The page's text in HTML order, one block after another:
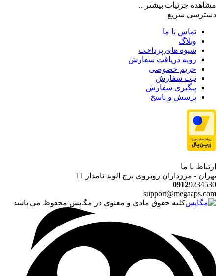
مشاهده جزئیات بیشتر ...
دسترسی سریع
تماس با ما
وبلاگ
شیوه های پرداخت
رویه دریافت سفارش
حریم خصوصی
ثبت سفارش
پیگیری سفارش
پرسش و پاسخ
ارتباط با ما
تهران - مرزداران روبروی برج الوند نامدار 11
09129234530
support@megaaps.com
کلیه حقوق مادی و معنوی در مگاپس محفوظ می باشد